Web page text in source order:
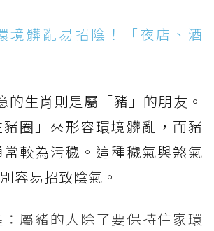
境髒亂易招陰！「夜店、酒
的生肖則是屬「豬」的朋友。
圈」來形容環境髒亂，而豬
較為污穢。這種穢氣與煞氣
容易招致陰氣。
屬豬的人除了要保持住家環